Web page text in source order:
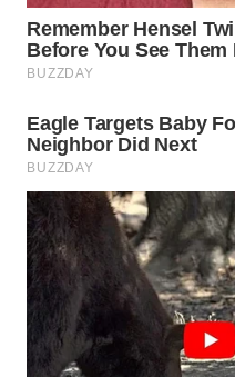
CIANJUR
WN
SERIBU
WN
TANGERANG
WN
BINJAI
WN
CIREBON